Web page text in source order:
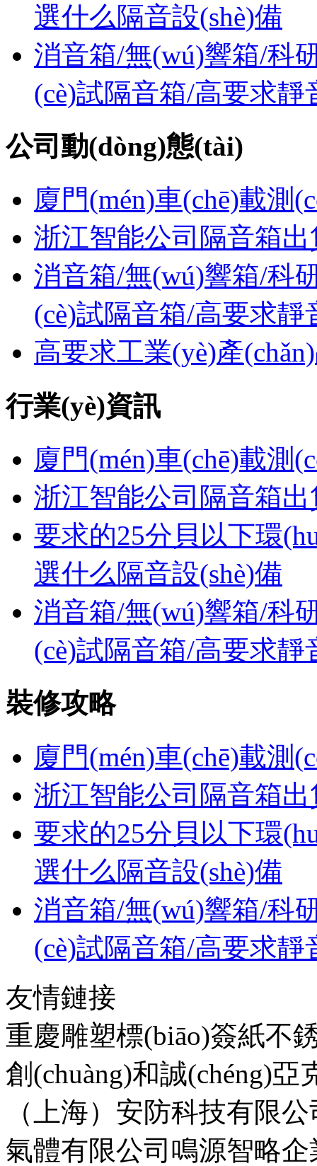
選什么隔音設(shè)備
消音箱/無(wú)響箱/科
(cè)試隔音箱/高要求靜
公司動(dòng)態(tài)
廈門(mén)車(chē)載測
浙江智能公司隔音箱出
消音箱/無(wú)響箱/科
(cè)試隔音箱/高要求靜
高要求工業(yè)產
行業(yè)資訊
廈門(mén)車(chē)載測
浙江智能公司隔音箱出
要求的25分貝以下環
選什么隔音設(shè)備
消音箱/無(wú)響箱/科
(cè)試隔音箱/高要求靜
裝修攻略
廈門(mén)車(chē)載測
浙江智能公司隔音箱出
要求的25分貝以下環
選什么隔音設(shè)備
消音箱/無(wú)響箱/科
(cè)試隔音箱/高要求靜
友情鏈接
重慶雕塑標(biāo)簽紙不
創(chuàng)和誠(chéng)亞
（上海）安防科技有限公
氣體有限公司 鳴源智略